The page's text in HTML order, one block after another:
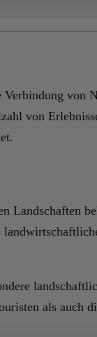
von
von
als auch